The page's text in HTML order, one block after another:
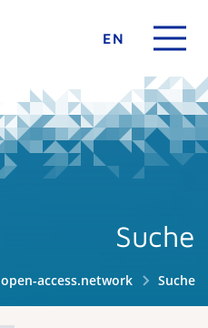
EN
Suche
open-access.network Suche